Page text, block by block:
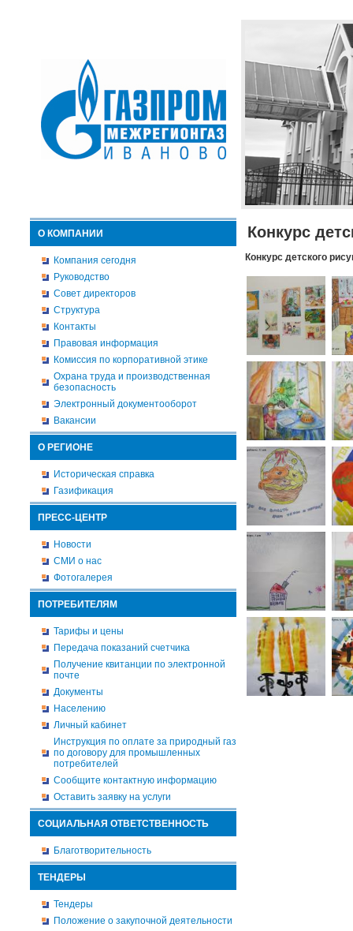
О КОМПАНИИ
Компания сегодня
Руководство
Совет директоров
Структура
Контакты
Правовая информация
Комиссия по корпоративной этике
Охрана труда и производственная
безопасность
Электронный документооборот
Вакансии
О РЕГИОНЕ
Историческая справка
Газификация
ПРЕСС-ЦЕНТР
Новости
СМИ о нас
Фотогалерея
ПОТРЕБИТЕЛЯМ
Тарифы и цены
Передача показаний счетчика
Получение квитанции по электронной
почте
Документы
Населению
Личный кабинет
Инструкция по оплате за природный газ
по договору для промышленных
потребителей
Сообщите контактную информацию
Оставить заявку на услуги
СОЦИАЛЬНАЯ ОТВЕТСТВЕННОСТЬ
Благотворительность
ТЕНДЕРЫ
Тендеры
Положение о закупочной деятельности
Конкурс
Конкурс детского